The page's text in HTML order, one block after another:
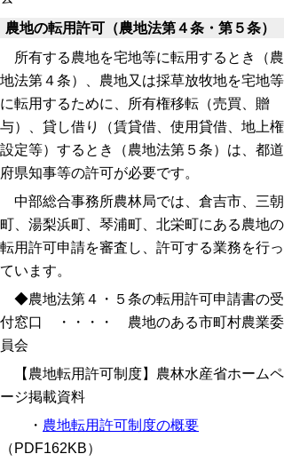
農地の転用許可（農地法第４条・第５条）
所有する農地を宅地等に転用するとき（農
地法第４条）、農地又は採草放牧地を宅地等
に転用するために、所有権移転（売買、贈
与）、貸し借り（賃貸借、使用貸借、地上権
設定等）するとき（農地法第５条）は、都道
府県知事等の許可が必要です。
中部総合事務所農林局では、倉吉市、三朝
町、湯梨浜町、琴浦町、北栄町にある農地の
転用許可申請を審査し、許可する業務を行っ
ています。
◆農地法第４・５条の転用許可申請書の受
付窓口 ・・・・ 農地のある市町村農業委
員会
【農地転用許可制度】農林水産省ホームペ
ージ掲載資料
・ 農地転用許可制度の概要
（PDF162KB）